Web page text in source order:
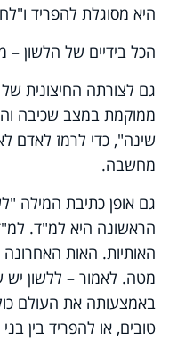
היא מסוגלת להפריד
הכל בידיים של הלשון –
גם לצורתה החיצונית
ממוקמת במצב שכיבה
שינה", כדי לרמז לאדם
מחשבה.
גם אופן כתיבת המילה
הראשונה היא למ"ד.
האותיות. האות האחרונה
מטה. לאמור – ללשון יש
באמצעותה את העולם
טובים, או להפריד בין